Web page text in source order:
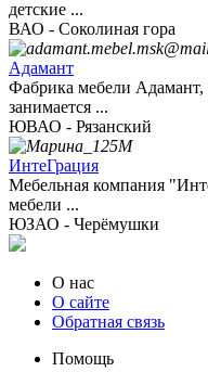
детские ...
ВАО - Соколиная гора
Адамант
Фабрика мебели Адамант,
занимается ...
ЮВАО - Рязанский
ИнтеГрация
Мебельная компания
мебели ...
ЮЗАО - Черёмушки
О нас
О сайте
Обратная связь
Помощь